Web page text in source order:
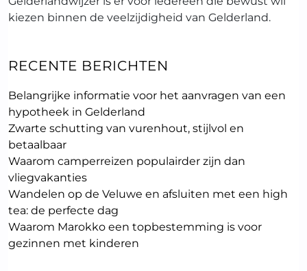
kiezen binnen de veelzijdigheid van Gelderland.
RECENTE BERICHTEN
Belangrijke informatie voor het aanvragen van een
hypotheek in Gelderland
Zwarte schutting van vurenhout, stijlvol en
betaalbaar
Waarom camperreizen populairder zijn dan
vliegvakanties
Wandelen op de Veluwe en afsluiten met een high
tea: de perfecte dag
Waarom Marokko een topbestemming is voor
gezinnen met kinderen